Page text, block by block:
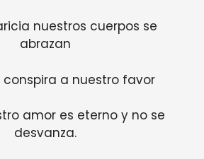
nuestros cuerpos se
abrazan
conspira a nuestro favor
amor es eterno y no se
desvanza.